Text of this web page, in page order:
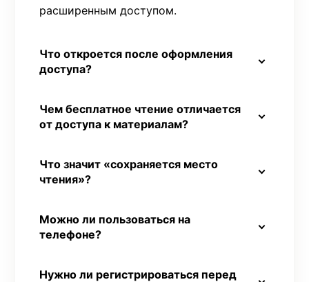
расширенным доступом.
Что откроется после оформления
доступа?
Чем бесплатное чтение отличается
от доступа к материалам?
Что значит «сохраняется место
чтения»?
Можно ли пользоваться на
телефоне?
Нужно ли регистрироваться перед